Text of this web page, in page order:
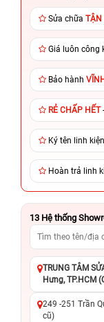
Sửa chữa TẬN
Giá luôn công
Bảo hành
RẺ CHẤP HẾT
Ký tên linh
Hoàn trả linh
13 Hệ thống
TRUNG TÂM
Hưng, TP.HCM
249 -251 Trần
cũ)